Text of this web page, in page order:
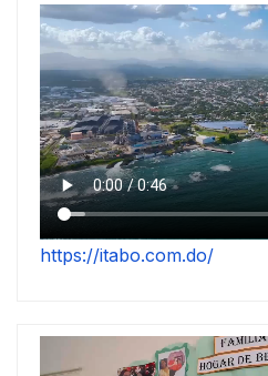
https://itabo.com.do/